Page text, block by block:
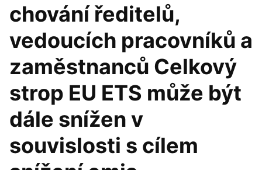
chování ředitelů,
vedoucích pracovníků a
zaměstnanců Celkový
strop EU ETS může být
dále snížen v
souvislosti s cílem